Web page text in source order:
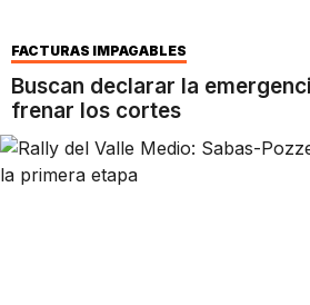
FACTURAS IMPAGABLES
Buscan declarar la
frenar los cortes